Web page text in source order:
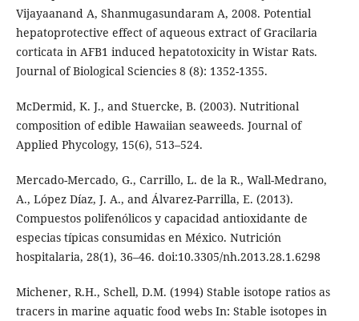
Vijayaanand A, Shanmugasundaram A, 2008. Potential
hepatoprotective effect of aqueous extract of Gracilaria
corticata in AFB1 induced hepatotoxicity in Wistar Rats.
Journal of Biological Sciencies 8 (8): 1352-1355.
McDermid, K. J., and Stuercke, B. (2003). Nutritional
composition of edible Hawaiian seaweeds. Journal of
Applied Phycology, 15(6), 513–524.
Mercado-Mercado, G., Carrillo, L. de la R., Wall-Medrano,
A., López Díaz, J. A., and Álvarez-Parrilla, E. (2013).
Compuestos polifenólicos y capacidad antioxidante de
especias típicas consumidas en México. Nutrición
hospitalaria, 28(1), 36–46. doi:10.3305/nh.2013.28.1.6298
Michener, R.H., Schell, D.M. (1994) Stable isotope ratios as
tracers in marine aquatic food webs In: Stable isotopes in